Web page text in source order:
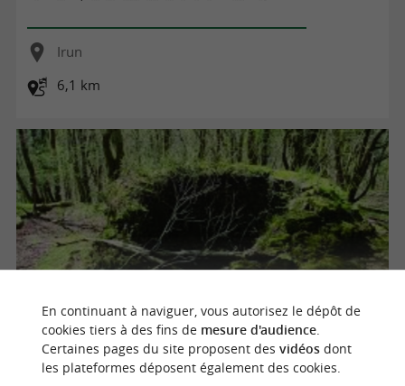
Irun
6,1 km
Les puits à neige et l’exploitation minière
En continuant à naviguer, vous autorisez le dépôt de
cookies tiers à des fins de mesure d'audience.
Certaines pages du site proposent des vidéosdont
les plateformes déposent également des cookies.